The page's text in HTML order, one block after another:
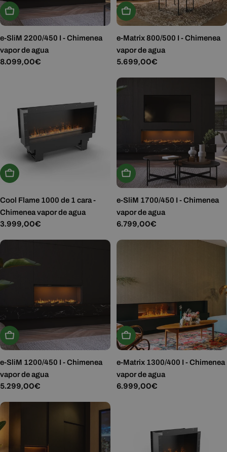
Añadir A La Cesta
e-SliM 2200/450 I - Chimenea
vapor de agua
Precio
8.099,00€
Añadir A La Cesta
e-Matrix 800/500 I - Chimenea
vapor de agua
Precio
5.699,00€
Añadir A La Cesta
Cool Flame 1000 de 1 cara -
Chimenea vapor de agua
Precio
3.999,00€
Añadir A La Cesta
e-SliM 1700/450 I - Chimenea
vapor de agua
Precio
6.799,00€
Añadir A La Cesta
e-SliM 1200/450 I - Chimenea
vapor de agua
Precio
5.299,00€
Añadir A La Cesta
e-Matrix 1300/400 I - Chimenea
vapor de agua
Precio
6.999,00€